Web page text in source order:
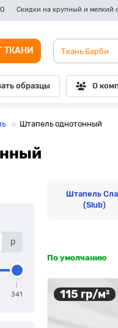
Скидки на крупный и мелкий
ТКАНИ
образцы О
Штапель однотонный
р
341
Штапель
(Slub)
По умолчанию
115 гр/м²